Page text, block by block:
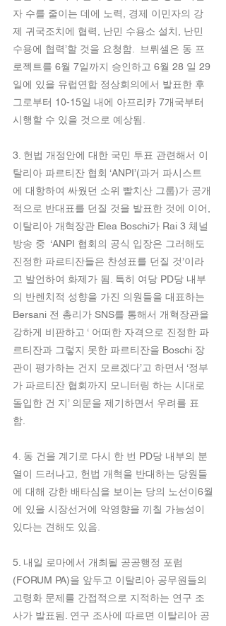
자 수를 줄이는 데에 노력, 경제 이민자의 강
제 귀국조치에 협력, 난민 수용소 설치, 난민
수용에 협력’할 것을 요청함.  브뤼셀은 동 프
로젝트를 6월 7일까지 승인하고 6월 28 일 29
일에 있을 유럽연합 정상회의에서 발표한 후
그로부터 10-15일 내에 아프리카 7개국부터
시행할 수 있을 것으로 예상됨.
3. 헌법 개정안에 대한 국민 투표 관련해서 이
탈리아 파르티잔 협회 ‘ANPI’(과거 파시스트
에 대항하여 싸웠던 소위 빨치산 그룹)가 공개
적으로 반대표를 던질 것을 발표한 것에 이어,
이탈리아 개혁장관 Elea Boschi가 Rai 3 체널
방송 중  ‘ANPI 협회의 공식 입장은 그러해도
진정한 파르티잔들은 찬성표를 던질 것’이라
고 발언하여 화제가 됨. 특히 여당 PD당 내부
의 반렌치적 성향을 가진 의원들을 대표하는
Bersani 전 총리가 SNS를 통해서 개혁장관을
강하게 비판하고 ‘ 어떠한 자격으로 진정한 파
르티잔과 그렇지 못한 파르티잔을 Boschi 장
관이 평가하는 건지 모르겠다’고 하면서 ‘정부
가 파르티잔 협회까지 모니터링 하는 시대로
돌입한 건 지’ 의문을 제기하면서 우려를 표
함.
4. 동 건을 계기로 다시 한 번 PD당 내부의 분
열이 드러나고, 헌법 개혁을 반대하는 당원들
에 대해 강한 배타심을 보이는 당의 노선이6월
에 있을 시장선거에 악영향을 끼칠 가능성이
있다는 견해도 있음.
5. 내일 로마에서 개최될 공공행정 포럼
(FORUM PA)을 앞두고 이탈리아 공무원들의
고령화 문제를 간접적으로 지적하는 연구 조
사가 발표됨. 연구 조사에 따르면 이탈리아 공